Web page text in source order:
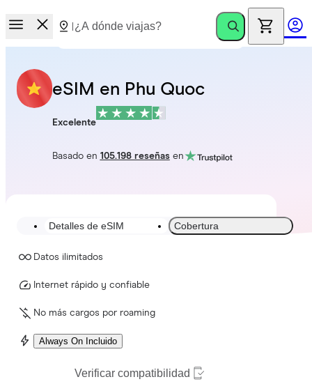
eSIM en Phu Quoc
Excelente
Basado en 105.198 reseñasen
Detalles de eSIM Cobertura
Datos ilimitados
Internet rápido y confiable
No más cargos por roaming
Always On Incluido
Verificar compatibilidad